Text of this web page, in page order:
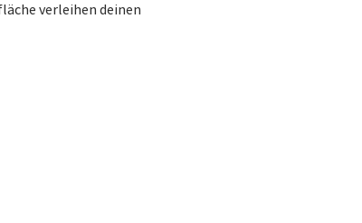
verleihen deinen